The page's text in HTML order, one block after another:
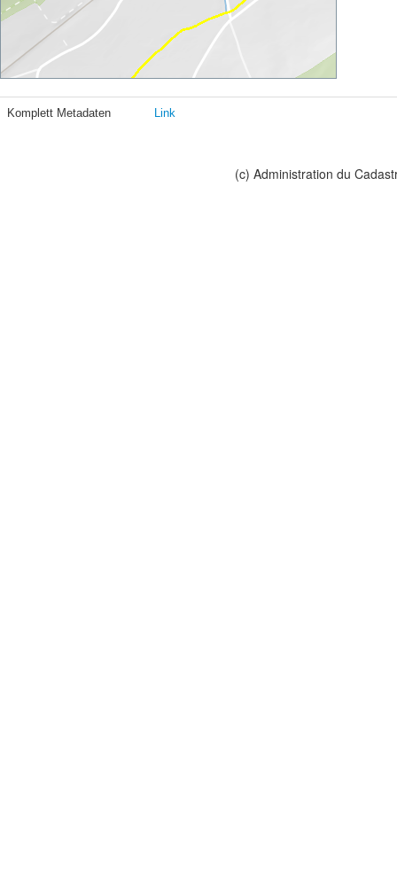
Komplett Metadaten Link
(c) Administration du